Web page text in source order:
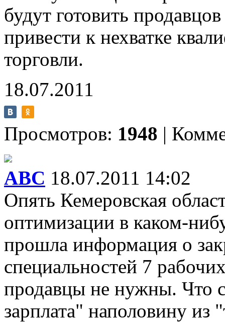
будут готовить
привести к нехватке
торговли.
18.07.2011
Просмотров: 1948 |
АВС 18.07.2011 14:02
Опять Кемеровская
оптимизации в каком-
прошла информация о
специальностей 7
продавцы не нужны. Что
зарплата" наполовину из